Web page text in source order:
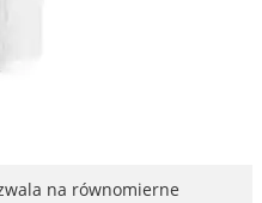
na równomierne